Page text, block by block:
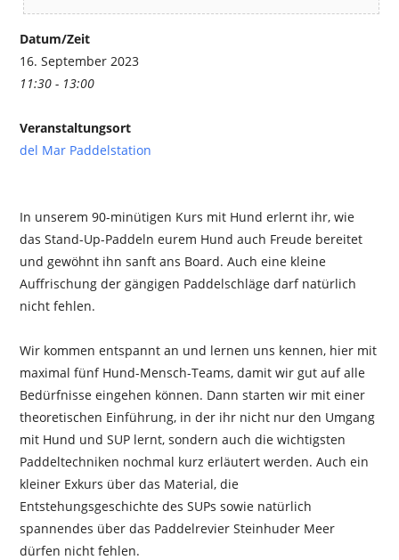
Datum/Zeit
16. September 2023
11:30 - 13:00
Veranstaltungsort
del Mar Paddelstation
In unserem 90-minütigen Kurs mit Hund erlernt ihr, wie
das Stand-Up-Paddeln eurem Hund auch Freude bereitet
und gewöhnt ihn sanft ans Board. Auch eine kleine
Auffrischung der gängigen Paddelschläge darf natürlich
nicht fehlen.
Wir kommen entspannt an und lernen uns kennen, hier mit
maximal fünf Hund-Mensch-Teams, damit wir gut auf alle
Bedürfnisse eingehen können. Dann starten wir mit einer
theoretischen Einführung, in der ihr nicht nur den Umgang
mit Hund und SUP lernt, sondern auch die wichtigsten
Paddeltechniken nochmal kurz erläutert werden. Auch ein
kleiner Exkurs über das Material, die
Entstehungsgeschichte des SUPs sowie natürlich
spannendes über das Paddelrevier Steinhuder Meer
dürfen nicht fehlen.